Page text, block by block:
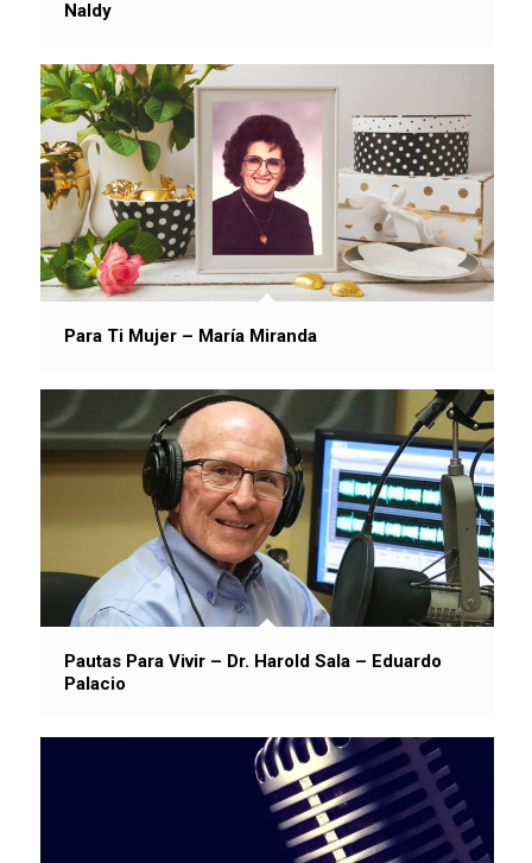
Naldy
Para Ti Mujer – María Miranda
Pautas Para Vivir – Dr. Harold Sala – Eduardo
Palacio